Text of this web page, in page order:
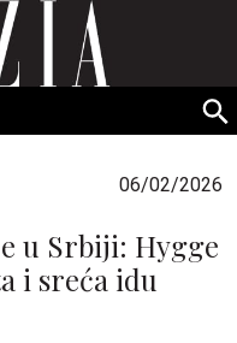
Srbija
06/02/2026
u Srbiji: Hygge
i sreća idu